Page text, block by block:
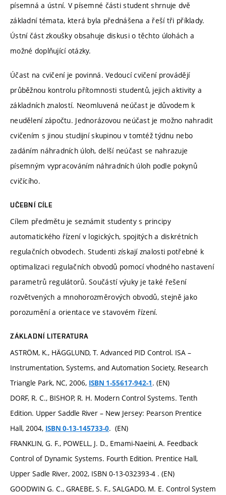
písemná a ústní. V písemné části student shrnuje dvě
základní témata, která byla přednášena a řeší tři příklady.
Ústní část zkoušky obsahuje diskusi o těchto úlohách a
možné doplňující otázky.
Účast na cvičení je povinná. Vedoucí cvičení provádějí
průběžnou kontrolu přítomnosti studentů, jejich aktivity a
základních znalostí. Neomluvená neúčast je důvodem k
neudělení zápočtu. Jednorázovou neúčast je možno nahradit
cvičením s jinou studijní skupinou v tomtéž týdnu nebo
zadáním náhradních úloh, delší neúčast se nahrazuje
písemným vypracováním náhradních úloh podle pokynů
cvičícího.
UČEBNÍ CÍLE
Cílem předmětu je seznámit studenty s principy
automatického řízení v logických, spojitých a diskrétních
regulačních obvodech. Studenti získají znalosti potřebné k
optimalizaci regulačních obvodů pomocí vhodného nastavení
parametrů regulátorů. Součástí výuky je také řešení
rozvětvených a mnohorozměrových obvodů, stejně jako
porozumění a orientace ve stavovém řízení.
ZÁKLADNÍ LITERATURA
ASTRÖM, K., HÄGGLUND, T. Advanced PID Control. ISA –
Instrumentation, Systems, and Automation Society, Research
Triangle Park, NC, 2006, ISBN 1-55617-942-1. (EN)
DORF, R. C., BISHOP, R. H. Modern Control Systems. Tenth
Edition. Upper Saddle River – New Jersey: Pearson Prentice
Hall, 2004, ISBN 0-13-145733-0. (EN)
FRANKLIN, G. F., POWELL, J. D., Emami-Naeini, A. Feedback
Control of Dynamic Systems. Fourth Edition. Prentice Hall,
Upper Sadle River, 2002, ISBN 0-13-032393-4 . (EN)
GOODWIN G. C., GRAEBE, S. F., SALGADO, M. E. Control System